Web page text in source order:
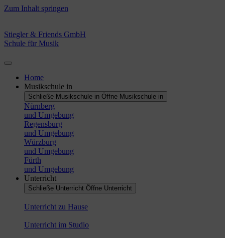
Zum Inhalt springen
Stiegler & Friends GmbH
Schule für Musik
Home
Musikschule in
Schließe Musikschule in Öffne Musikschule in
Nürnberg
und Umgebung
Regensburg
und Umgebung
Würzburg
und Umgebung
Fürth
und Umgebung
Unterricht
Schließe Unterricht Öffne Unterricht
Unterricht zu Hause
Unterricht im Studio